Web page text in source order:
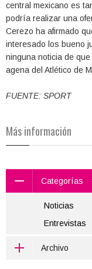
central mexicano es
podría realizar una
Cerezo ha afirmado
interesado los bueno
ninguna noticia de
agena del Atlético de
FUENTE: SPORT
Más información
Categorías
Noticias
Entrevistas
Archivo